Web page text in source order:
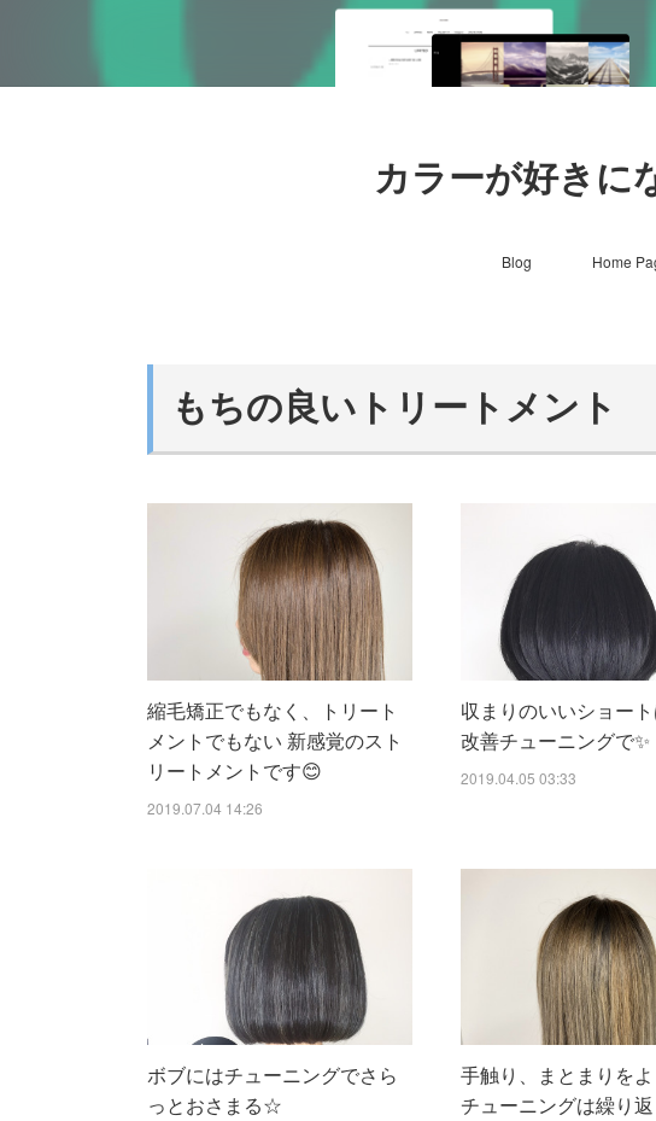
カラーが好きに
Blog Home
もちの良いトリートメント
縮毛矯正でもなく、トリート
メントでもない 新感覚のスト
リートメントです😊
2019.07.04 14:26
収まりのいいショー
改善チューニングで✨
2019.04.05 03:33
ボブにはチューニングでさら
っとおさまる☆
手触り、まとまりを
チューニングは繰り